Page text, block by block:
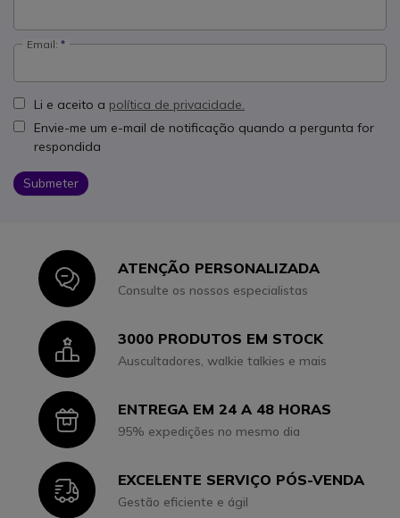
Email:
Li e aceito a política de privacidade.
Envie-me um e-mail de notificação quando a pergunta for
respondida
Submeter
IconATENÇÃO PERSONALIZADA
Consulte os nossos especialistas
Icon3000 PRODUTOS EM STOCK
Auscultadores, walkie talkies e mais
IconENTREGA EM 24 A 48 HORAS
95% expedições no mesmo dia
IconEXCELENTE SERVIÇO PÓS-VENDA
Gestão eficiente e ágil